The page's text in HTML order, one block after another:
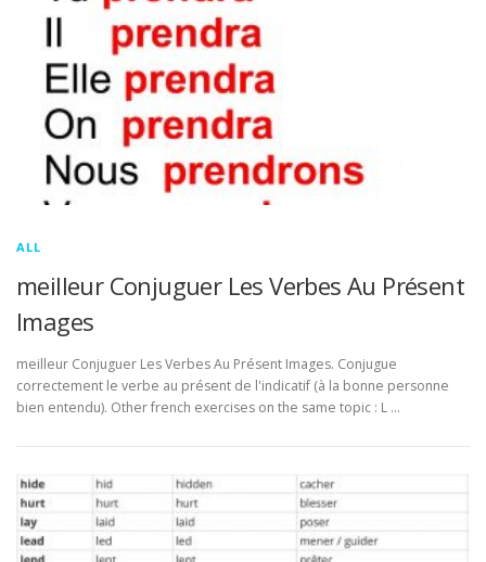
ALL
meilleur Conjuguer Les Verbes Au Présent
Images
meilleur Conjuguer Les Verbes Au Présent Images. Conjugue
correctement le verbe au présent de l'indicatif (à la bonne personne
bien entendu). Other french exercises on the same topic : L …